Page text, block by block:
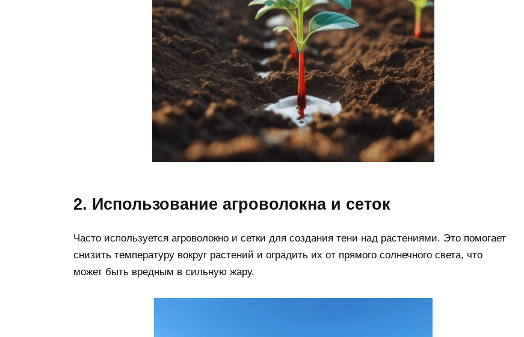
2. Использование агроволокна и сеток
Часто используется агроволокно и сетки для создания тени над растениями. Это помогает
снизить температуру вокруг растений и оградить их от прямого солнечного света, что
может быть вредным в сильную жару.